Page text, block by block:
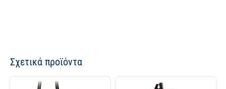
Σχετικά προϊόντα